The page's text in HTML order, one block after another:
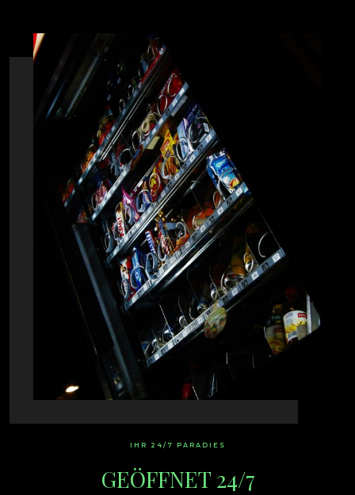
IHR 24/7 PARADIES
GEÖFFNET 24/7